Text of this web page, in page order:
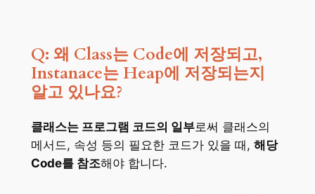
Q: 왜 Class는 Code에 저장되고,
Instanace는 Heap에 저장되는지
알고 있나요?
클래스는 프로그램 코드의 일부로써 클래스의
메서드, 속성 등의 필요한 코드가 있을 때, 해당
Code를 참조해야 합니다.